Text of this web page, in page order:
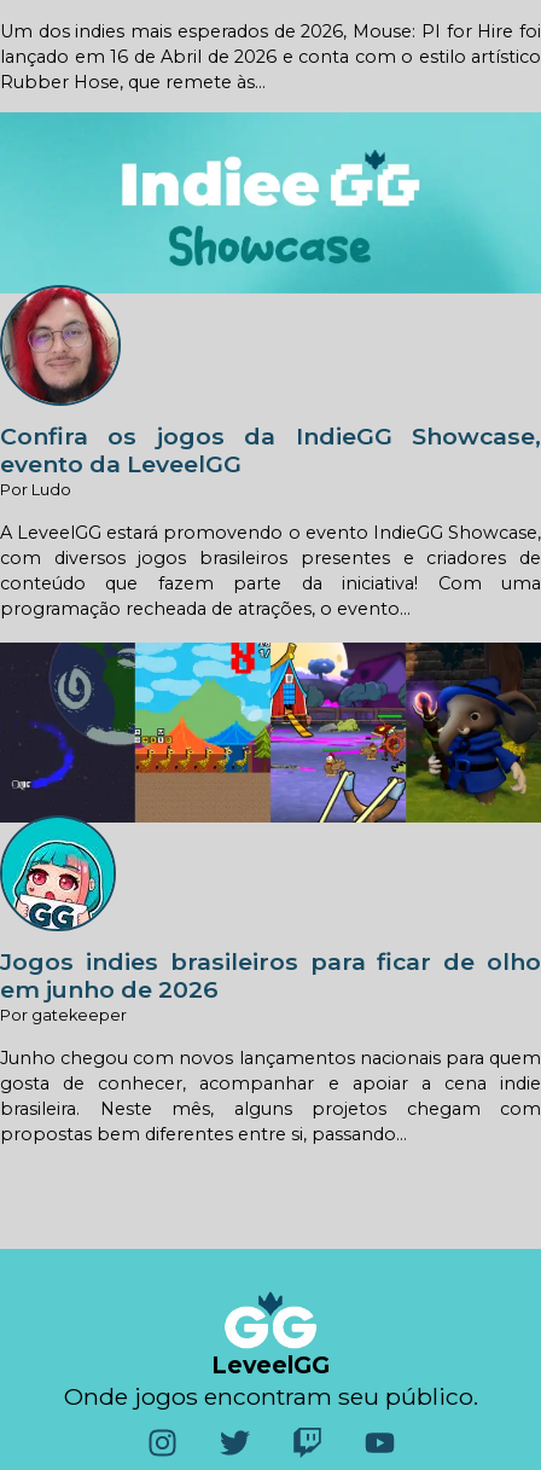
Um dos indies mais esperados de 2026, Mouse: PI for Hire foi
lançado em 16 de Abril de 2026 e conta com o estilo artístico
Rubber Hose, que remete às...
Confira os jogos da IndieGG Showcase,
evento da LeveelGG
Por Ludo
A LeveelGG estará promovendo o evento IndieGG Showcase,
com diversos jogos brasileiros presentes e criadores de
conteúdo que fazem parte da iniciativa! Com uma
programação recheada de atrações, o evento...
Jogos indies brasileiros para ficar de olho
em junho de 2026
Por gatekeeper
Junho chegou com novos lançamentos nacionais para quem
gosta de conhecer, acompanhar e apoiar a cena indie
brasileira. Neste mês, alguns projetos chegam com
propostas bem diferentes entre si, passando...
LeveelGG
Onde jogos encontram seu público.